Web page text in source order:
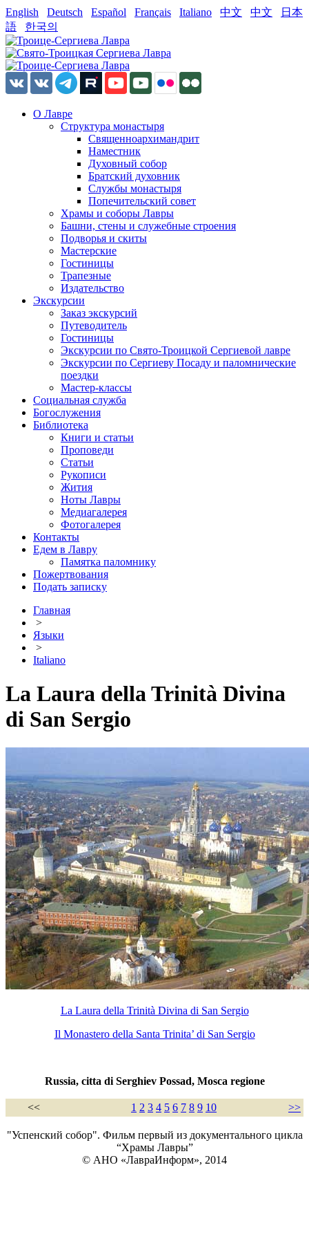
English Deutsch Español Français Italiano 中文 中文
日本
語
한국의
О Лавре
Структура монастыря
Священноархимандрит
Наместник
Духовный собор
Братский духовник
Службы монастыря
Попечительский совет
Храмы и соборы Лавры
Башни, стены и служебные строения
Подворья и скиты
Мастерские
Гостиницы
Трапезные
Издательство
Экскурсии
Заказ экскурсий
Путеводитель
Гостиницы
Экскурсии по Свято-Троицкой Сергиевой лавре
Экскурсии по Сергиеву Посаду и паломнические
поездки
Мастер-классы
Социальная служба
Богослужения
Библиотека
Книги и статьи
Проповеди
Статьи
Рукописи
Жития
Ноты Лавры
Медиагалерея
Фотогалерея
Контакты
Едем в Лавру
Памятка паломнику
Пожертвования
Подать записку
Главная
>
Языки
>
Italiano
La Laura della Trinità Divina
di San Sergio
La Laura della Trinità Divina di San Sergio
Il Monastero della Santa Trinita’ di San Sergio
Russia, citta di Serghiev Possad, Mosca regione
<< 1 2 3 4 5 6 7 8 9 10 >>
"Успенский собор". Фильм первый из документального цикла
“Храмы Лавры”
© АНО «ЛавраИнформ», 2014